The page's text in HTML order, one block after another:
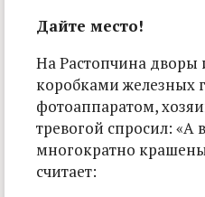
Дайте место!
На Растопчина дворы
коробками железных
фотоаппаратом,
тревогой спросил: «А
многократно
считает: